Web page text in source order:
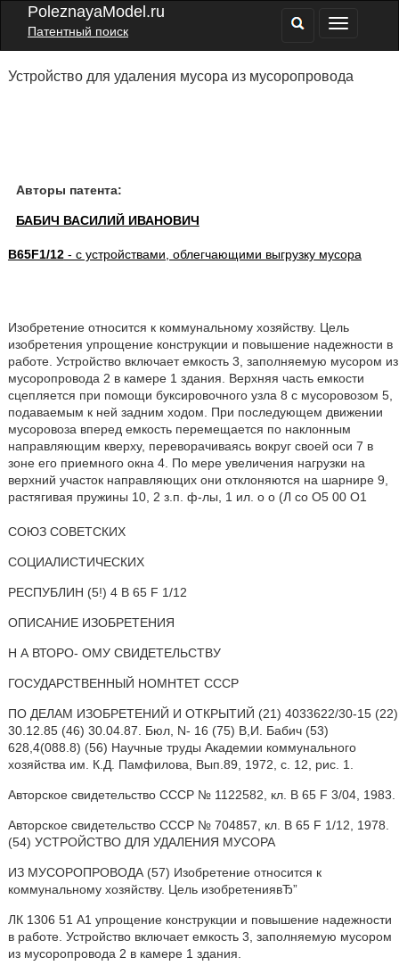
PoleznayaModel.ru
Патентный поиск
Устройство для удаления мусора из мусоропровода
Авторы патента:
БАБИЧ ВАСИЛИЙ ИВАНОВИЧ
B65F1/12- с устройствами, облегчающими выгрузку мусора
Изобретение относится к коммунальному хозяйству. Цель
изобретения упрощение конструкции и повышение надежности в
работе. Устройство включает емкость 3, заполняемую мусором из
мусоропровода 2 в камере 1 здания. Верхняя часть емкости
сцепляется при помощи буксировочного узла 8 с мусоровозом 5,
подаваемым к ней задним ходом. При последующем движении
мусоровоза вперед емкость перемещается по наклонным
направляющим кверху, переворачиваясь вокруг своей оси 7 в
зоне его приемного окна 4. По мере увеличения нагрузки на
верхний участок направляющих они отклоняются на шарнире 9,
растягивая пружины 10, 2 з.п. ф-лы, 1 ил. о о (Л со О5 00 О1
СОЮЗ СОВЕТСКИХ
СОЦИАЛИСТИЧЕСКИХ
РЕСПУБЛИН (5!) 4 В 65 F 1/12
ОПИСАНИЕ ИЗОБРЕТЕНИЯ
Н А ВТОРО- ОМУ СВИДЕТЕЛЬСТВУ
ГОСУДАРСТВЕННЫЙ HOMHTET СССР
ПО ДЕЛАМ ИЗОБРЕТЕНИЙ И ОТКРЫТИЙ (21) 4033622/30-15 (22)
30.12.85 (46) 30.04.87. Бюл, N- 16 (75) В,И. Бабич (53)
628,4(088.8) (56) Научные труды Академии коммунального
хозяйства им. К.Д. Памфилова, Вып.89, 1972, с. 12, рис. 1.
Авторское свидетельство СССР № 1122582, кл. В 65 F 3/04, 1983.
Авторское свидетельство СССР № 704857, кл. В 65 F 1/12, 1978.
(54) УСТРОЙСТВО ДЛЯ УДАЛЕНИЯ МУСОРА
ИЗ МУСОРОПРОВОДА (57) Изобретение относится к
коммунальному хозяйству. Цель изобретениявЂ”
ЛК 1306 51 А1 упрощение конструкции и повышение надежности
в работе. Устройство включает емкость 3, заполняемую мусором
из мусоропровода 2 в камере 1 здания.